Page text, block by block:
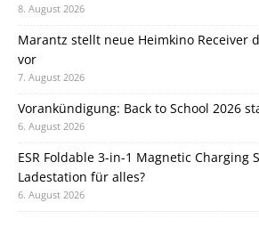
8. August 2026
Marantz stellt neue Heimkino Receiver
vor
7. August 2026
Vorankündigung: Back to School 2026
6. August 2026
ESR Foldable 3-in-1 Magnetic Charging
Ladestation für alles?
6. August 2026